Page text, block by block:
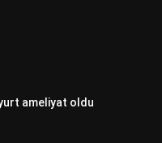
ameliyat oldu